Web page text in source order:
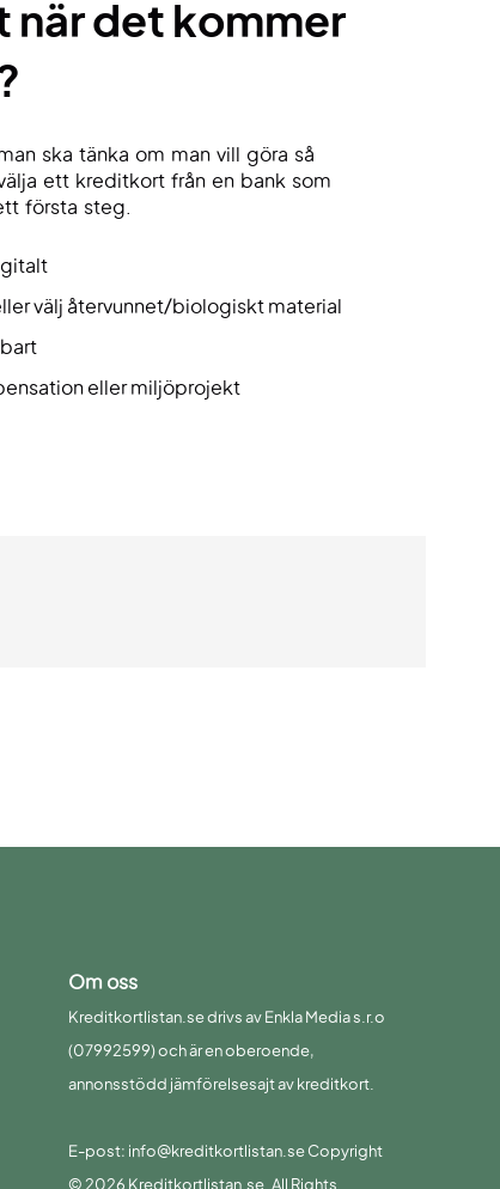
när det kommer
ska tänka om man vill göra så
ett kreditkort från en bank som
första steg.
välj återvunnet/biologiskt material
eller miljöprojekt
Om oss
Kreditkortlistan.se drivs av Enkla Media s.r.o
(07992599) och är en oberoende,
annonsstödd jämförelsesajt av kreditkort.
E-post: info@kreditkortlistan.se Copyright